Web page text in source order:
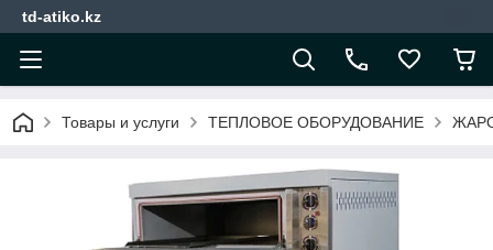
td-atiko.kz
Товары и услуги ТЕПЛОВОЕ ОБОРУДОВАНИЕ